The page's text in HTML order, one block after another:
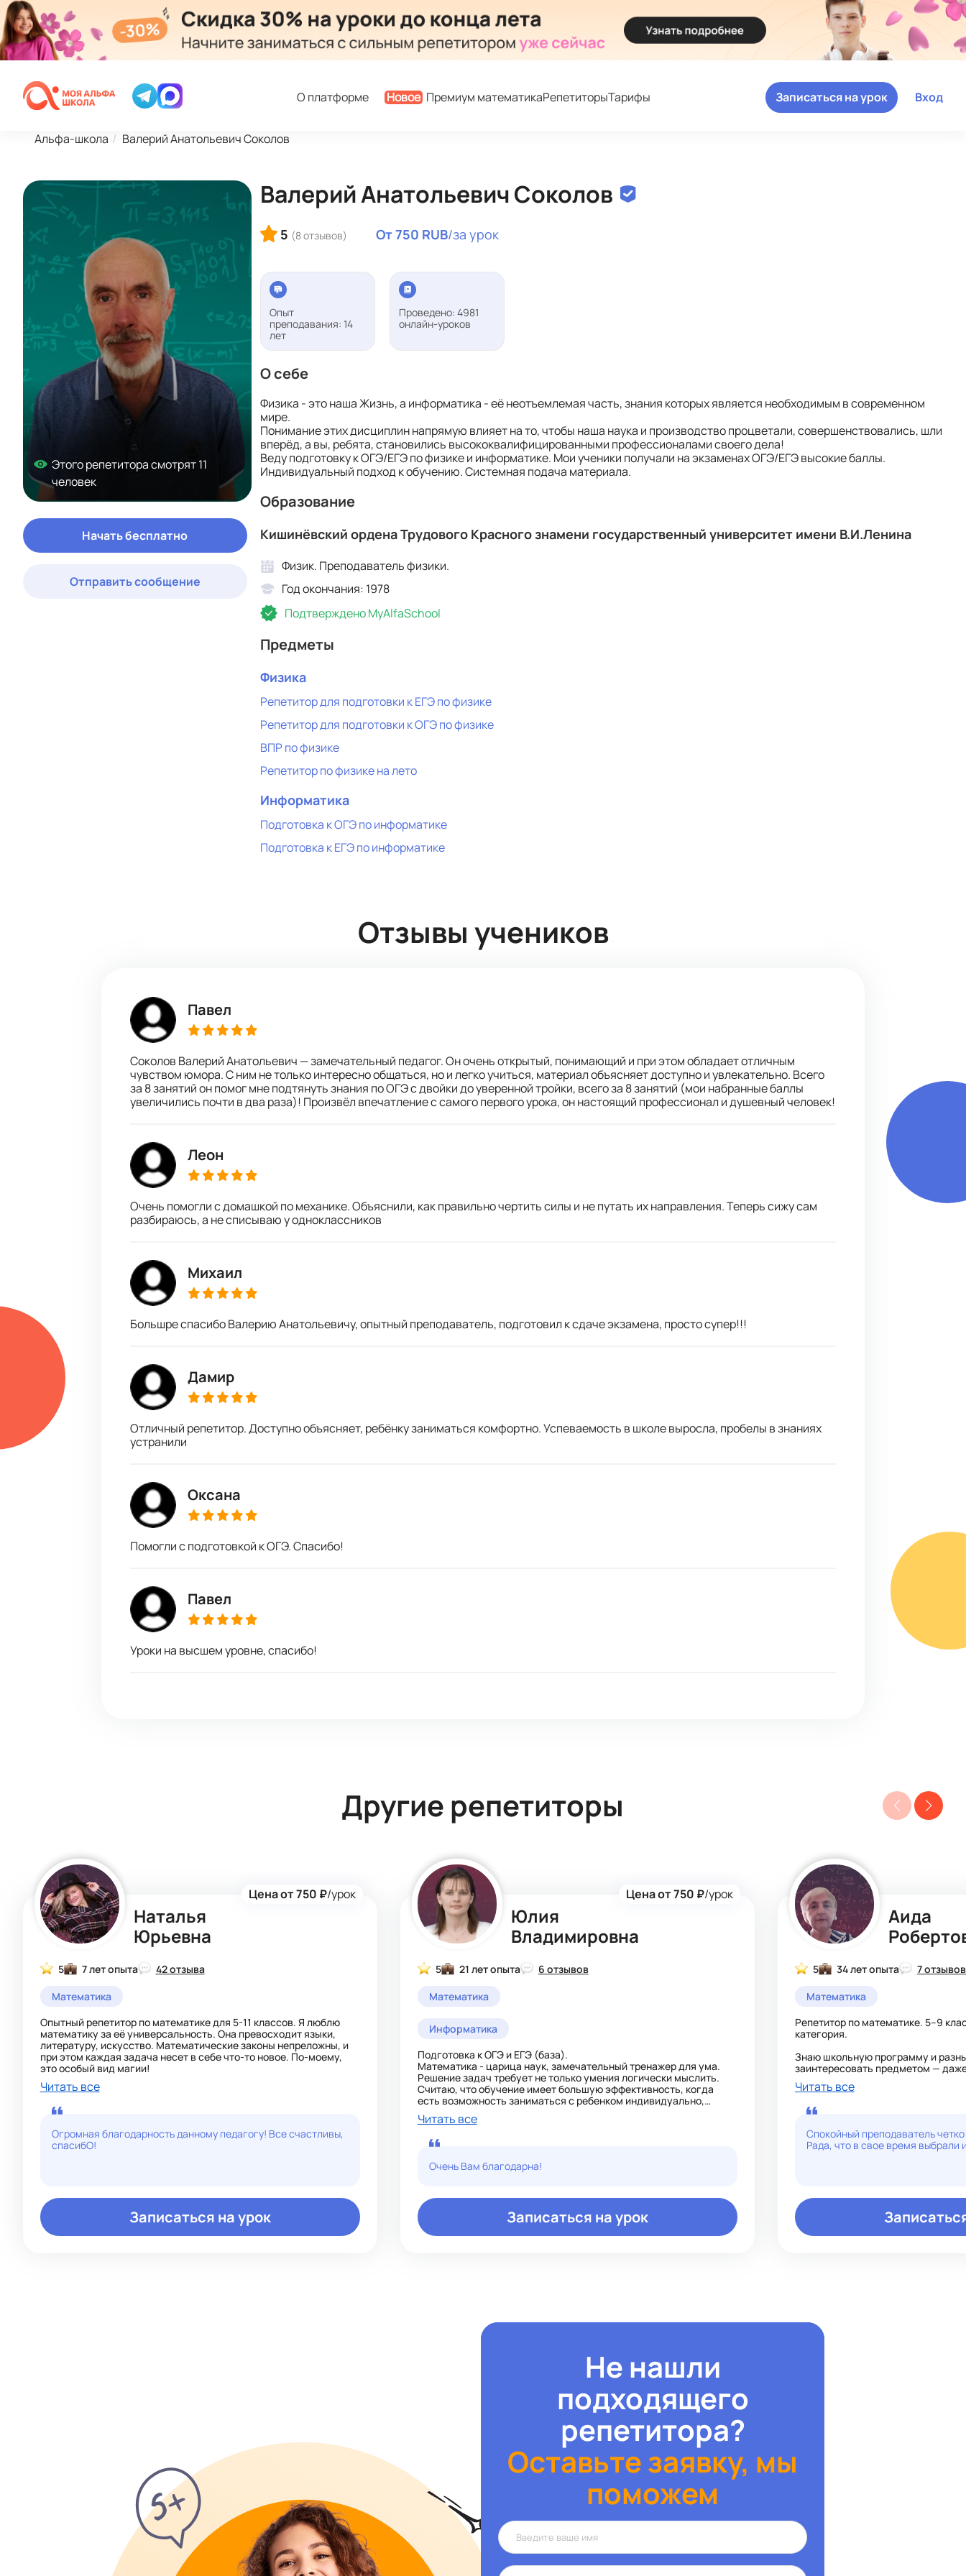
О платформе Новое Премиум математикаРепетиторыТарифы Вход
Записаться на урок
Альфа-школа Валерий Анатольевич Соколов
Этого репетитора смотрят 11
человек
Валерий Анатольевич Соколов
5 (8 отзывов) От 750 RUB/за урок
Начать бесплатно
Отправить сообщение
Опыт
преподавания: 14
лет
Проведено: 4981
онлайн-уроков
О себе
Физика - это наша Жизнь, а информатика - её неотъемлемая часть, знания которых является необходимым в современном
мире.
Понимание этих дисциплин напрямую влияет на то, чтобы наша наука и производство процветали, совершенствовались, шли
вперёд, а вы, ребята, становились высококвалифицированными профессионалами своего дела!
Веду подготовку к ОГЭ/ЕГЭ по физике и информатике. Мои ученики получали на экзаменах ОГЭ/ЕГЭ высокие баллы.
Индивидуальный подход к обучению. Системная подача материала.
Образование
Кишинёвский ордена Трудового Красного знамени государственный университет имени В.И.Ленина
Физик. Преподаватель физики.
Год окончания: 1978
Подтверждено MyAlfaSchool
Предметы
Физика
Репетитор для подготовки к ЕГЭ по физике
Репетитор для подготовки к ОГЭ по физике
ВПР по физике
Репетитор по физике на лето
Информатика
Подготовка к ОГЭ по информатике
Подготовка к ЕГЭ по информатике
Отзывы учеников
Павел
Соколов Валерий Анатольевич — замечательный педагог. Он очень открытый, понимающий и при этом обладает отличным
чувством юмора. С ним не только интересно общаться, но и легко учиться, материал объясняет доступно и увлекательно. Всего
за 8 занятий он помог мне подтянуть знания по ОГЭ с двойки до уверенной тройки, всего за 8 занятий (мои набранные баллы
увеличились почти в два раза)! Произвёл впечатление с самого первого урока, он настоящий профессионал и душевный человек!
Леон
Очень помогли с домашкой по механике. Объяснили, как правильно чертить силы и не путать их направления. Теперь сижу сам
разбираюсь, а не списываю у одноклассников
Михаил
Большре спасибо Валерию Анатольевичу, опытный преподаватель, подготовил к сдаче экзамена, просто супер!!!
Дамир
Отличный репетитор. Доступно объясняет, ребёнку заниматься комфортно. Успеваемость в школе выросла, пробелы в знаниях
устранили
Оксана
Помогли с подготовкой к ОГЭ. Спасибо!
Павел
Уроки на высшем уровне, спасибо!
Другие репетиторы
Наталья
Юрьевна
Цена от 750 ₽/урок
5 7 лет опыта
42 отзыва
Математика
Опытный репетитор по математике для 5-11 классов. Я люблю
математику за её универсальность. Она превосходит языки,
литературу, искусство. Математические законы непреложны, и
при этом каждая задача несет в себе что-то новое. По-моему,
это особый вид магии!
Читать все
Огромная благодарность данному педагогу! Все счастливы,
спасибО!
Записаться на урок
Юлия
Владимировна
Цена от 750 ₽/урок
5 21 лет опыта
6 отзывов
Математика
Информатика
Подготовка к ОГЭ и ЕГЭ (база).
Математика - царица наук, замечательный тренажер для ума.
Решение задач требует не только умения логически мыслить.
Считаю, что обучение имеет большую эффективность, когда
есть возможность заниматься с ребенком индивидуально,
учитывая его потребности и способности.
Знаю много математических секретиков и готова ими
Читать все
Очень Вам благодарна!
Записаться на урок
Аида
5 34 лет опыта
7 отзывов
Математика
Репетитор по математике. 5–9
категория.
Знаю школьную программу и
заинтересовать предметом —
скучной.
красивая. Тот, кто занимается ей
Объясняю просто и понятно.
Читать все
Спокойный преподаватель
Рада, что в свое время выбрали
Не нашли
подходящего
репетитора?
Оставьте заявку, мы
поможем